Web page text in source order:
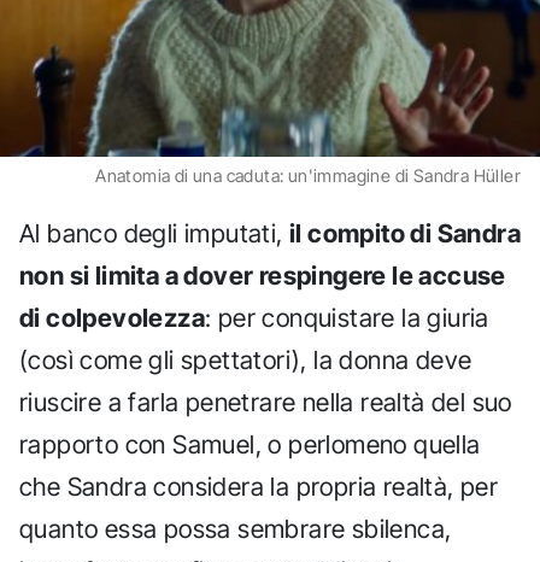
Anatomia di una caduta: un'immagine di Sandra Hüller
Al banco degli imputati, il compito di Sandra
non si limita a dover respingere le accuse
di colpevolezza: per conquistare la giuria
(così come gli spettatori), la donna deve
riuscire a farla penetrare nella realtà del suo
rapporto con Samuel, o perlomeno quella
che Sandra considera la propria realtà, per
quanto essa possa sembrare sbilenca,